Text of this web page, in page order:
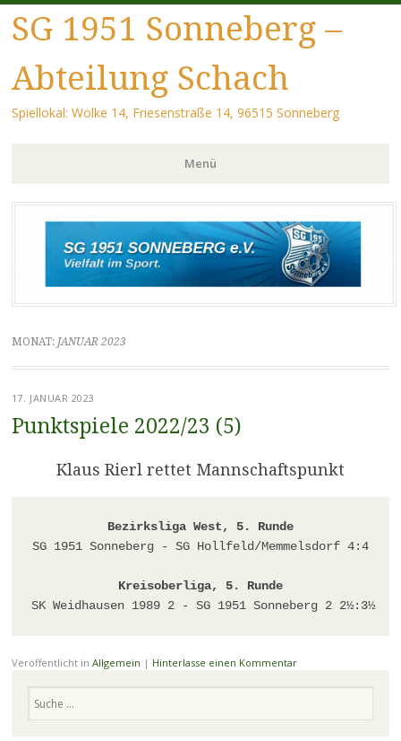
SG 1951 Sonneberg –
Abteilung Schach
Spiellokal: Wolke 14, Friesenstraße 14, 96515 Sonneberg
Menü
Zum Inhalt springen
MONAT: JANUAR 2023
17. JANUAR 2023
Punktspiele 2022/23 (5)
Klaus Rierl rettet Mannschaftspunkt
Bezirksliga West, 5. Runde
SG 1951 Sonneberg - SG Hollfeld/Memmelsdorf 4:4
Kreisoberliga, 5. Runde
SK Weidhausen 1989 2 - SG 1951 Sonneberg 2 2½:3½
Veröffentlicht in Allgemein | Hinterlasse einen Kommentar